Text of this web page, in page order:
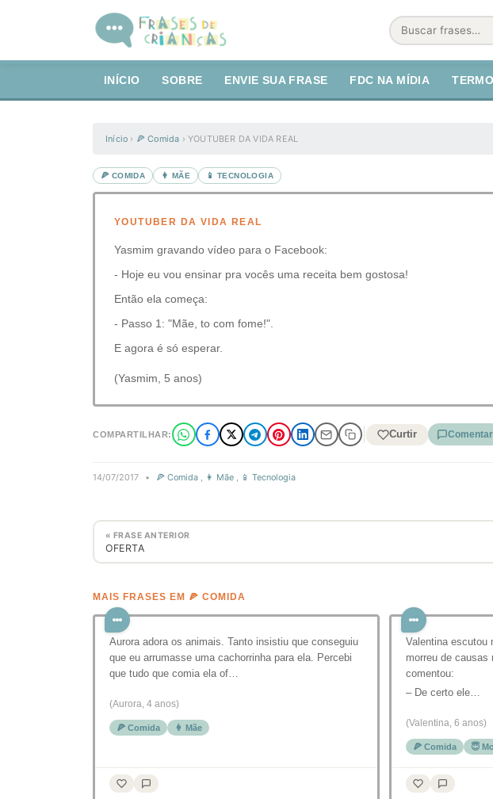
Buscar
INÍCIO SOBRE ENVIE SUA FRASE FDC NA MÍDIA
Início › 🍕 Comida ›YOUTUBER DA VIDA REAL
🍕 COMIDA 👩 MÃE 📱 TECNOLOGIA
YOUTUBER DA VIDA REAL
Yasmim gravando vídeo para o Facebook:
- Hoje eu vou ensinar pra vocês uma receita bem gostosa!
Então ela começa:
- Passo 1: "Mãe, to com fome!".
E agora é só esperar.
(Yasmim, 5 anos)
COMPARTILHAR: Curtir Comentar
14/07/2017 • 🍕 Comida , 👩 Mãe , 📱 Tecnologia
« FRASE ANTERIOR
OFERTA
MAIS FRASES EM 🍕 COMIDA
Aurora adora os animais. Tanto insistiu que conseguiu
que eu arrumasse uma cachorrinha para ela. Percebi
que tudo que comia ela of…
(Aurora, 4 anos)
🍕 Comida 👩 Mãe
Valentina escutou
morreu de causas
comentou:
– De certo ele…
(Valentina, 6 anos)
🍕 Comida 😇